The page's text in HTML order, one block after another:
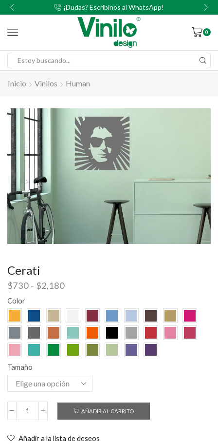
¡Dudas? Escribinos al WhatsApp!
0
Inicio Vinilos Human
Cerati
$730 - $2,180
Color
Tamaño
AÑADIR AL CARRITO
Añadir a la lista de deseos